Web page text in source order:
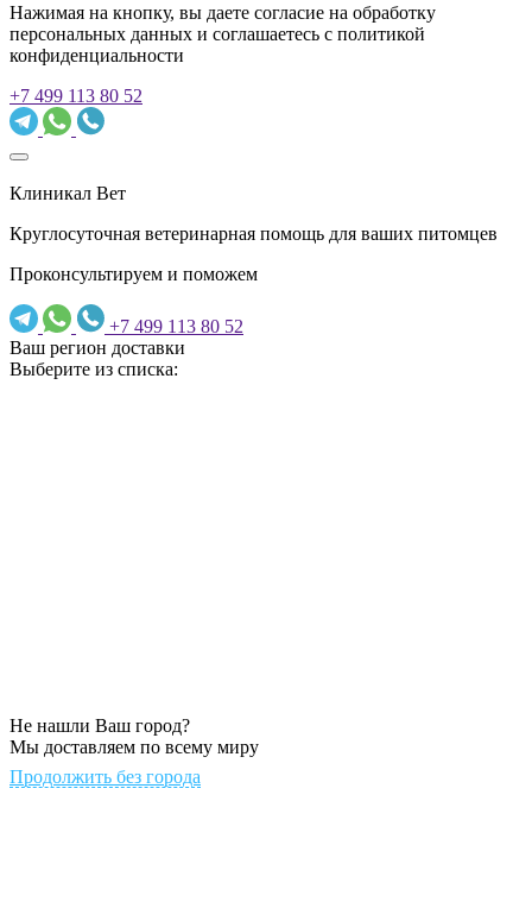
Нажимая на кнопку, вы даете согласие на обработку
персональных данных и соглашаетесь c политикой
конфиденциальности
+7 499 113 80 52
Клиникал Вет
Круглосуточная ветеринарная помощь для ваших питомцев
Проконсультируем и поможем
+7 499 113 80 52
Ваш регион доставки
Выберите из списка:
Не нашли Ваш город?
Мы доставляем по всему миру
Продолжить без города